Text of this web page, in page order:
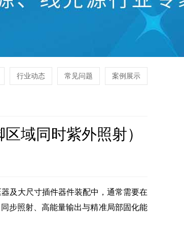
行业动态 常见问题 案例展示
域同时紫外照射）
及大尺寸插件器件装配中，通常需要在
同步照射、高能量输出与精准局部固化能